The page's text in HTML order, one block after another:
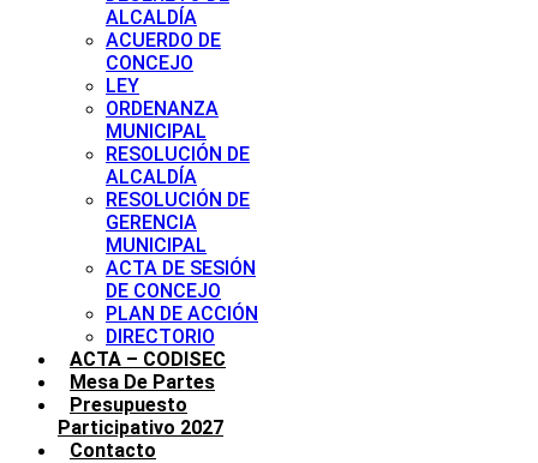
ALCALDÍA
ACUERDO DE
CONCEJO
LEY
ORDENANZA
MUNICIPAL
RESOLUCIÓN DE
ALCALDÍA
RESOLUCIÓN DE
GERENCIA
MUNICIPAL
ACTA DE SESIÓN
DE CONCEJO
PLAN DE ACCIÓN
DIRECTORIO
ACTA – CODISEC
Mesa De Partes
Presupuesto
Participativo 2027
Contacto